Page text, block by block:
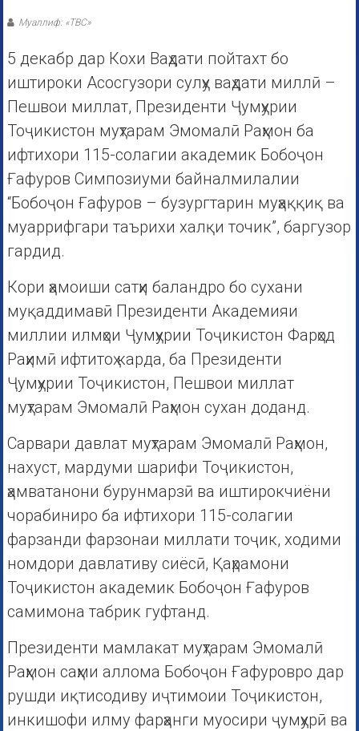
Муаллиф: «ТВС»
5 декабр дар Кохи Ваҳдати пойтахт бо
иштироки Асосгузори сулҳу ваҳдати миллӣ –
Пешвои миллат, Президенти Ҷумҳурии
Тоҷикистон муҳтарам Эмомалӣ Раҳмон ба
ифтихори 115-солагии академик Бобоҷон
Ғафуров Симпозиуми байналмилалии
“Бобоҷон Ғафуров – бузургтарин муҳаққиқ ва
муаррифгари таърихи халқи точик”, баргузор
гардид.
Кори ҳамоиши сатҳи баландро бо сухани
муқаддимавӣ Президенти Академияи
миллии илмҳои Ҷумҳурии Тоҷикистон Фарҳод
Раҳимӣ ифтитоҳ карда, ба Президенти
Ҷумҳурии Тоҷикистон, Пешвои миллат
муҳтарам Эмомалӣ Раҳмон сухан доданд.
Сарвари давлат муҳтарам Эмомалӣ Раҳмон,
нахуст, мардуми шарифи Тоҷикистон,
ҳамватанони бурунмарзӣ ва иштирокчиёни
чорабиниро ба ифтихори 115-солагии
фарзанди фарзонаи миллати тоҷик, ходими
номдори давлативу сиёсӣ, Қаҳрамони
Тоҷикистон академик Бобоҷон Ғафуров
самимона табрик гуфтанд.
Президенти мамлакат муҳтарам Эмомалӣ
Раҳмон саҳми аллома Бобоҷон Ғафуровро дар
рушди иқтисодиву иҷтимоии Тоҷикистон,
инкишофи илму фарҳанги муосири ҷумҳурӣ ва